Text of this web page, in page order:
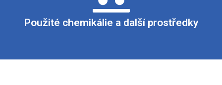
Použité chemikálie a další prostředky
roztok kyseliny chlorovodíkové, zinek (granule), síran